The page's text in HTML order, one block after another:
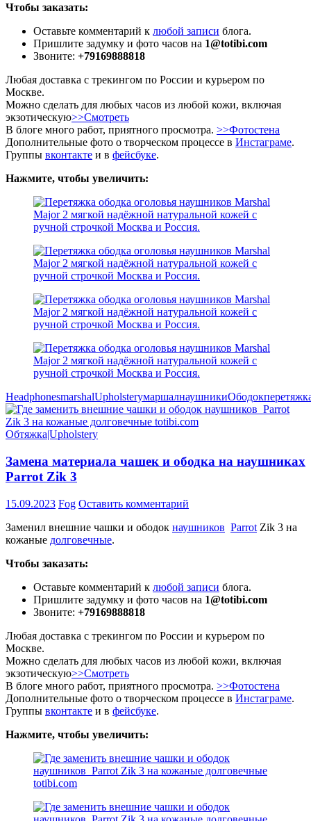
Чтобы заказать:
Оставьте комментарий к любой записи блога.
Пришлите задумку и фото часов на 1@totibi.com
Звоните: +79169888818
Любая доставка с трекингом по России и курьером по
Москве.
Можно сделать для любых часов из любой кожи, включая
экзотическую>>Смотреть
В блоге много работ, приятного просмотра. >>Фотостена
Дополнительные фото о творческом процессе в Инстаграме.
Группы вконтакте и в фейсбуке.
Нажмите, чтобы увеличить:
HeadphonesmarshalUpholsteryмаршалнаушникиОбодок
Обтяжка|Upholstery
Замена материала чашек и ободка на наушниках
Parrot Zik 3
15.09.2023 Fog Оставить комментарий
Заменил внешние чашки и ободок наушников Parrot Zik 3 на
кожаные долговечные.
Чтобы заказать:
Оставьте комментарий к любой записи блога.
Пришлите задумку и фото часов на 1@totibi.com
Звоните: +79169888818
Любая доставка с трекингом по России и курьером по
Москве.
Можно сделать для любых часов из любой кожи, включая
экзотическую>>Смотреть
В блоге много работ, приятного просмотра. >>Фотостена
Дополнительные фото о творческом процессе в Инстаграме.
Группы вконтакте и в фейсбуке.
Нажмите, чтобы увеличить: